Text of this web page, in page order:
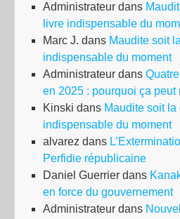
Administrateur dans
livre indispensable du
Marc J. dans Maudite soit
indispensable du moment
Administrateur dans
en 2025 : pourquoi ça peut
Kinski dans Maudite soit
indispensable du moment
alvarez dans
Perfidie républicaine
Daniel Guerrier dans
en force du gouvernement
Administrateur dans